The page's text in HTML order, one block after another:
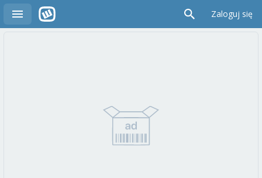
Zaloguj się